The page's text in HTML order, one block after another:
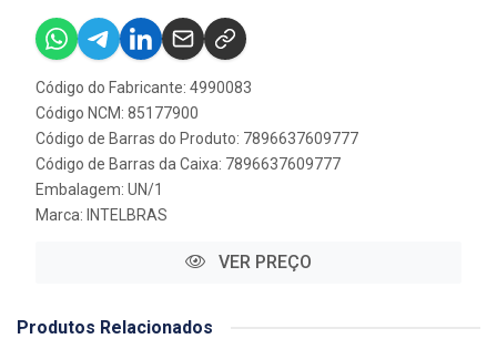
Código do Fabricante: 4990083
Código NCM: 85177900
Código de Barras do Produto: 7896637609777
Código de Barras da Caixa: 7896637609777
Embalagem: UN/1
Marca: INTELBRAS
VER PREÇO
Produtos Relacionados